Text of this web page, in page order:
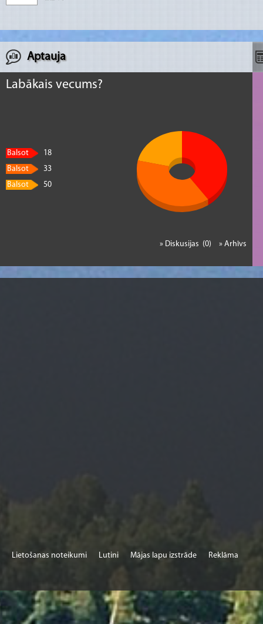
Aptauja
Labākais vecums?
Balsot
18
Balsot
33
Balsot
50
» Arhīvs
» Diskusijas (0)
Lietošanas noteikumi Lutini Mājas lapu izstrāde Reklāma